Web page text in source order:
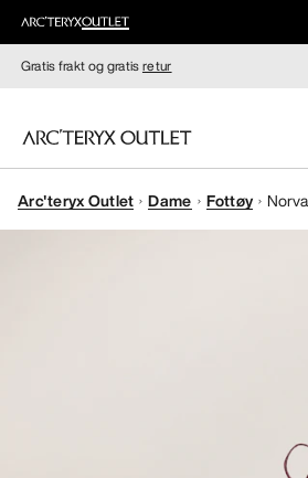
Gratis frakt og gratisretur
DAMER
Arc'teryx Outlet Dame Fottøy